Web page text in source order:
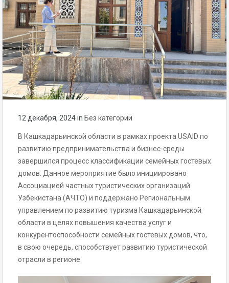
12 декабря, 2024in Без категории
В Кашкадарьинской области в рамках проекта USAID по
развитию предпринимательства и бизнес-среды
завершился процесс классификации семейных гостевых
домов. Данное мероприятие было инициировано
Ассоциацией частных туристических организаций
Узбекистана (АЧТО) и поддержано Региональным
управлением по развитию туризма Кашкадарьинской
области в целях повышения качества услуг и
конкурентоспособности семейных гостевых домов, что,
в свою очередь, способствует развитию туристической
отрасли в регионе.